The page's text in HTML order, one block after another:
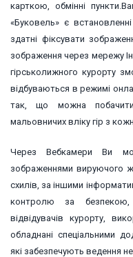
карткою, обмінні
«Буковель» є
здатні фіксувати
зображення через мережу
гірськолижного курорту
відбуваються в режимі
так, що можна
мальовничих вліку гір з
Через Вебкамери Ви
зображеннями вируючого
схилів, за іншими
контролю за безпекою,
відвідувачів курорту,
обладнані спеціальними
які забезпечують ведення